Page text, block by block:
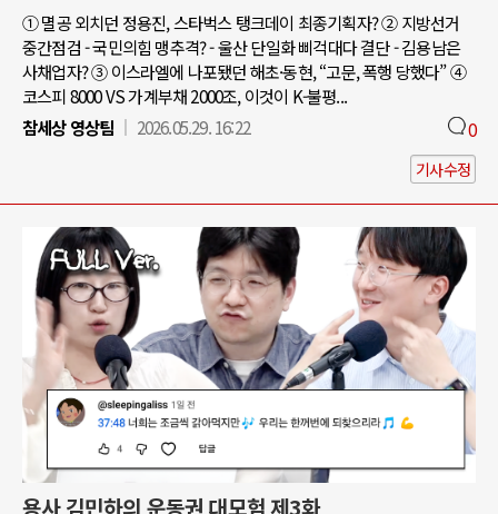
① 멸공 외치던 정용진, 스타벅스 탱크데이 최종기획자? ② 지방선거
중간점검 - 국민의힘 맹추격? - 울산 단일화 삐걱대다 결단 - 김용남은
사채업자? ③ 이스라엘에 나포됐던 해초·동현, “고문, 폭행 당했다” ④
코스피 8000 VS 가계부채 2000조, 이것이 K-불평...
참세상 영상팀
2026.05.29. 16:22 0
기사수정
용사 김민하의 운동권 대모험 제3화